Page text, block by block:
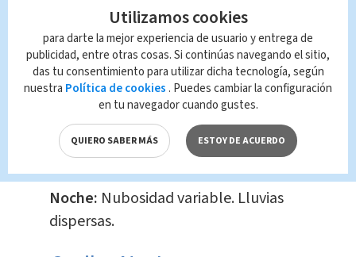
Pacífico Sur
Mañana:Nubosidad variable. Lluvias
dispersas.
Tarde:Nubosidad variable. Lluvias
dispersas.
Noche: Nubosidad variable. Lluvias
dispersas.
Utilizamos cookies
para darte la mejor experiencia de usuario y entrega de
publicidad, entre otras cosas. Si continúas navegando el sitio,
das tu consentimiento para utilizar dicha tecnología, según
nuestra Política de cookies . Puedes cambiar la configuración
en tu navegador cuando gustes.
QUIERO SABER MÁS ESTOY DE ACUERDO